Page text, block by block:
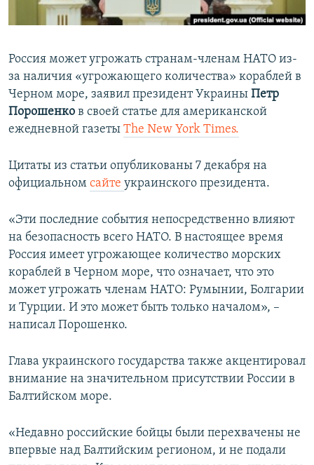
Все сайты RFE/RL
Россия может угрожать странам-членам НАТО из-
за наличия «угрожающего количества» кораблей в
Черном море, заявил президент Украины Петр
Порошенко в своей статье для американской
ежедневной газеты The New York Times.
Цитаты из статьи опубликованы 7 декабря на
официальном сайте украинского президента.
«Эти последние события непосредственно влияют
на безопасность всего НАТО. В настоящее время
Россия имеет угрожающее количество морских
кораблей в Черном море, что означает, что это
может угрожать членам НАТО: Румынии, Болгарии
и Турции. И это может быть только началом», –
написал Порошенко.
Глава украинского государства также акцентировал
внимание на значительном присутствии России в
Балтийском море.
«Недавно российские бойцы были перехвачены не
впервые над Балтийским регионом, и не подали